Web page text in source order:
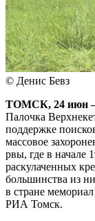
© Денис Бевз
ТОМСК, 24 июн
Палочка
поддержке
массовое
рвы, где в начале
раскулаченных
большинства из
в стране
РИА Томск.